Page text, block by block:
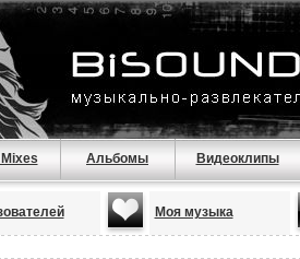
Mixes Альбомы Видеоклипы
Моя музыка